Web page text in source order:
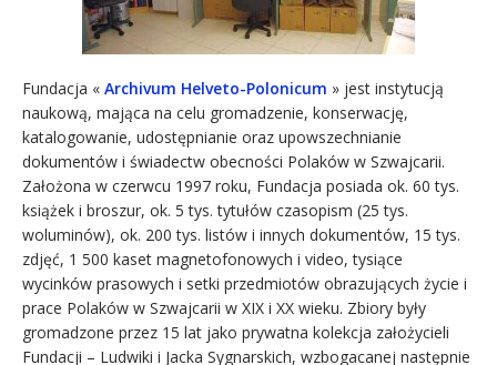
Fundacja « Archivum Helveto-Polonicum » jest instytucją
naukową, mająca na celu gromadzenie, konserwację,
katalogowanie, udostępnianie oraz upowszechnianie
dokumentów i świadectw obecności Polaków w Szwajcarii.
Założona w czerwcu 1997 roku, Fundacja posiada ok. 60 tys.
książek i broszur, ok. 5 tys. tytułów czasopism (25 tys.
woluminów), ok. 200 tys. listów i innych dokumentów, 15 tys.
zdjęć, 1 500 kaset magnetofonowych i video, tysiące
wycinków prasowych i setki przedmiotów obrazujących życie i
prace Polaków w Szwajcarii w XIX i XX wieku. Zbiory były
gromadzone przez 15 lat jako prywatna kolekcja założycieli
Fundacji – Ludwiki i Jacka Sygnarskich, wzbogacanej następnie